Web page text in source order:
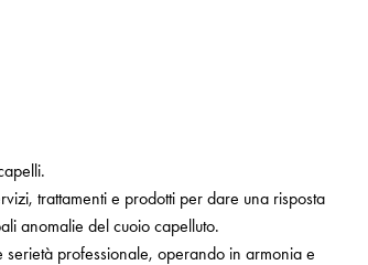
trattamenti e prodotti per dare una risposta
anomalie del cuoio capelluto.
serietà professionale, operando in armonia e